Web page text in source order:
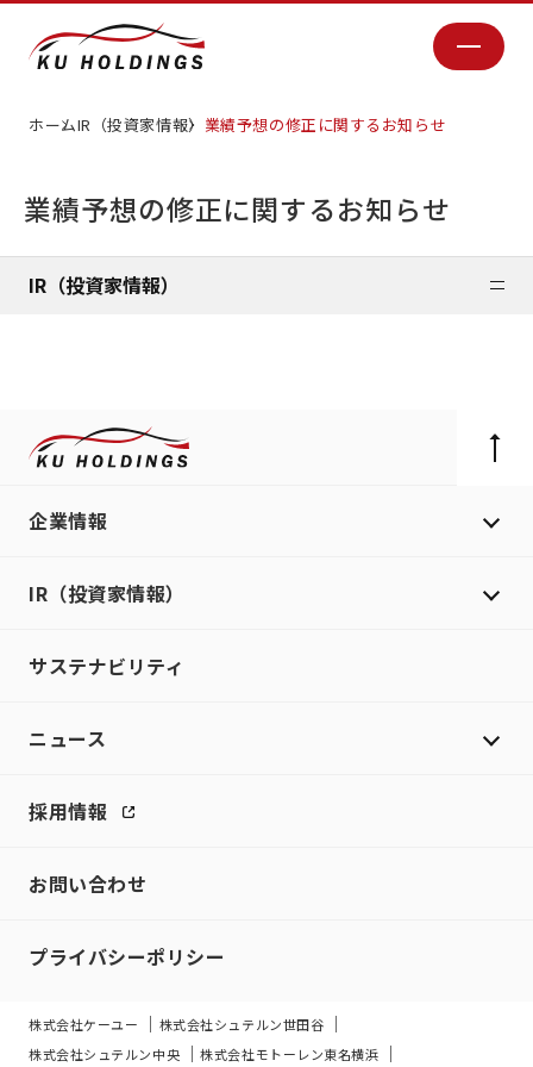
ホームIR（投資家情報） 業績予想の修正に関するお知らせ
業績予想の修正に関するお知らせ
IR（投資家情報）
企業情報
IR（投資家情報）
サステナビリティ
ニュース
採用情報
お問い合わせ
プライバシーポリシー
株式会社ケーユー
株式会社シュテルン世田谷
株式会社シュテルン中央
株式会社モトーレン東名横浜